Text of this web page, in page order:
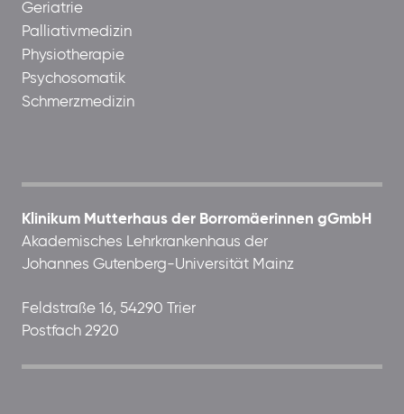
Geriatrie
Palliativmedizin
Physiotherapie
Psychosomatik
Schmerzmedizin
Klinikum Mutterhaus der Borromäerinnen gGmbH
Akademisches Lehrkrankenhaus der
Johannes Gutenberg-Universität Mainz
Feldstraße 16, 54290 Trier
Postfach 2920